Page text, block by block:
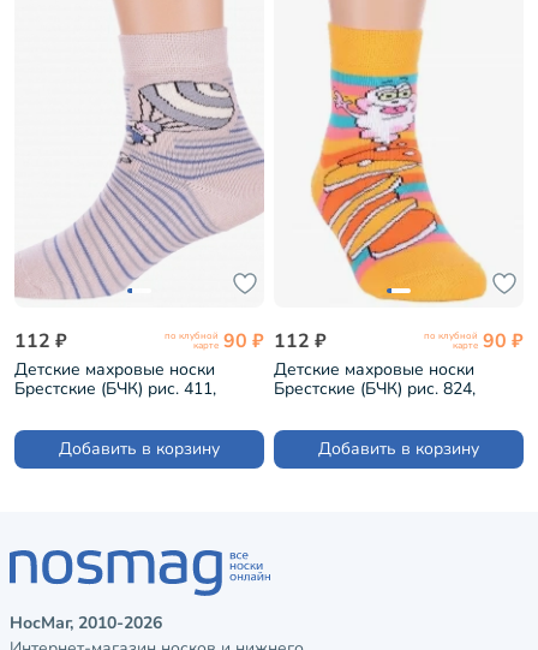
112 ₽ по клубной
карте 90 ₽
Детские махровые носки
Брестские (БЧК) рис. 411,
Добавить в корзину
112 ₽ по клубной
карте 90 ₽
Детские махровые носки
Брестские (БЧК) рис. 824,
Добавить в корзину
НосМаг, 2010-2026